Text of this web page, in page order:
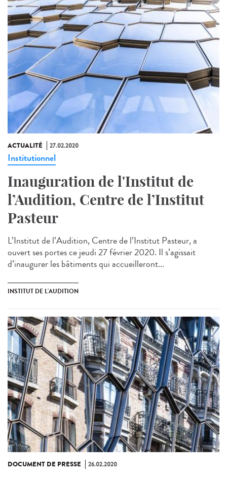
ACTUALITÉ 27.02.2020
Institutionnel
Inauguration de l'Institut de
l’Audition, Centre de l’Institut
Pasteur
L’Institut de l’Audition, Centre de l’Institut Pasteur, a
ouvert ses portes ce jeudi 27 février 2020. Il s’agissait
d’inaugurer les bâtiments qui accueilleront...
INSTITUT DE L'AUDITION
DOCUMENT DE PRESSE 26.02.2020